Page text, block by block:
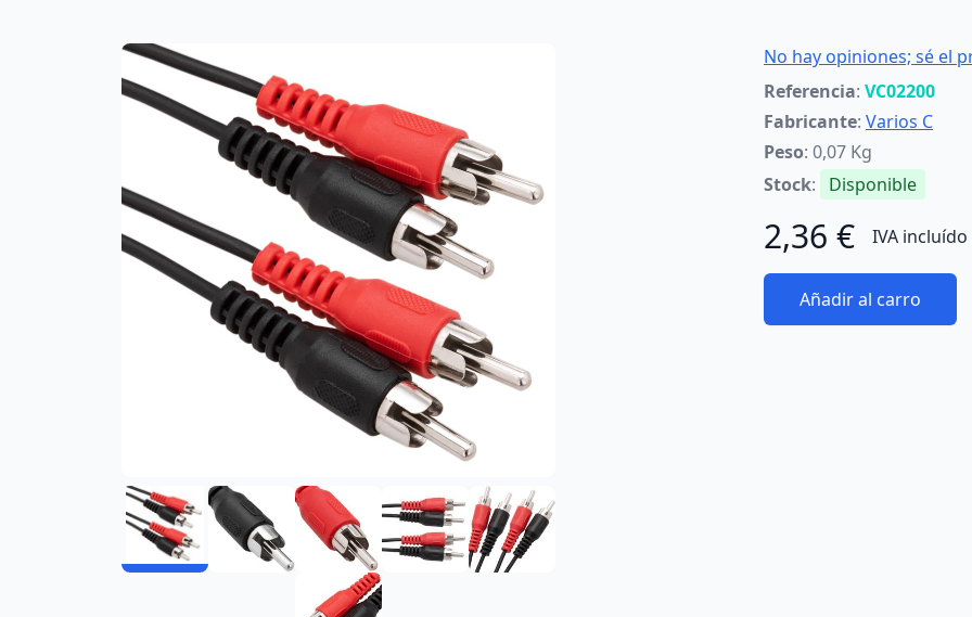
No hay opiniones; sé el
Referencia: VC02200
Fabricante: Varios C
Peso: 0,07 Kg
Stock: Disponible
2,36 € IVA incluído
Añadir al carro